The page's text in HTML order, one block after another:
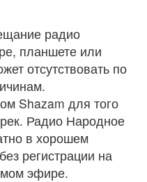
радио
планшете или
отсутствовать по
Shazam для того
Радио Народное
в хорошем
регистрации на
эфире.